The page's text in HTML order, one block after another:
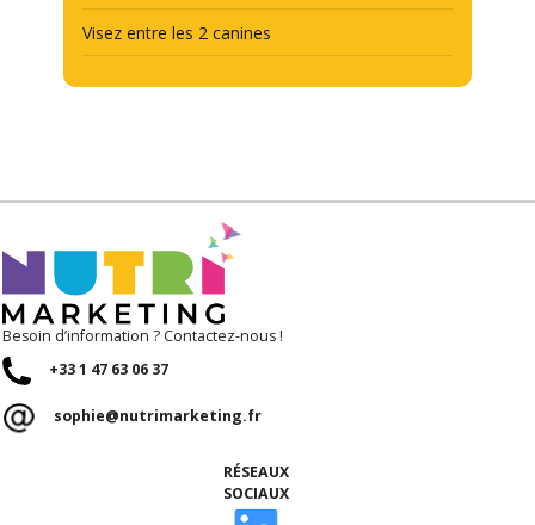
Visez entre les 2 canines
Besoin d’information ? Contactez-nous !
+33 1 47 63 06 37
sophie@nutrimarketing.fr
RÉSEAUX
SOCIAUX